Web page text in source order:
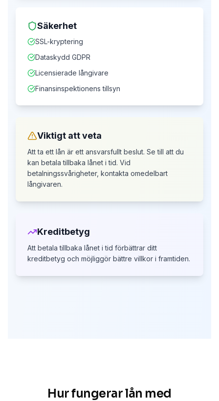
Säkerhet
SSL-kryptering
Dataskydd GDPR
Licensierade långivare
Finansinspektionens tillsyn
Viktigt att veta
Att ta ett lån är ett ansvarsfullt beslut. Se till att du
kan betala tillbaka lånet i tid. Vid
betalningssvårigheter, kontakta omedelbart
långivaren.
Kreditbetyg
Att betala tillbaka lånet i tid förbättrar ditt
kreditbetyg och möjliggör bättre villkor i framtiden.
Hur fungerar lån med